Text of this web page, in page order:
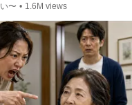
〜 • 1.6M views